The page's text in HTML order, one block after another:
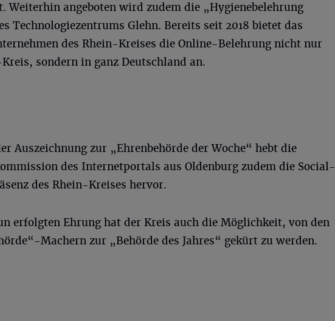
Weiterhin angeboten wird zudem die „Hygienebelehrung
Technologiezentrums Glehn. Bereits seit 2018 bietet das
des Rhein-Kreises die Online-Belehrung nicht nur
sondern in ganz Deutschland an.
Auszeichnung zur „Ehrenbehörde der Woche“ hebt die
des Internetportals aus Oldenburg zudem die Social-
des Rhein-Kreises hervor.
erfolgten Ehrung hat der Kreis auch die Möglichkeit, von den
Machern zur „Behörde des Jahres“ gekürt zu werden.